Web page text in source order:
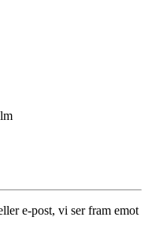
e-post, vi ser fram emot